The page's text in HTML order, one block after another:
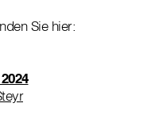
Sie hier: